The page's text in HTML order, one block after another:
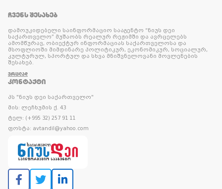
ᲩᲕᲔᲜᲡ ᲨᲔᲡᲐᲮᲔᲑ
დამოუკიდებელი საინფორმაციო სააგენტო “ნიუს დეი
საქართველო” მუშაობს რეალურ რეჟიმში და ავრცელებს
ამომწურავ, ობიექტურ ინფორმაციას საქართველოსა და
მსოფლიოში მიმდინარე პოლიტიკურ, ეკონომიკურ, სოციალურ,
კულტურულ, სპორტულ და სხვა მნიშვნელოვანი მოვლენების
შესახებ.
ᲕᲠᲪᲚᲐᲓ
ᲙᲝᲜᲢᲐᲥᲢᲘ
პს "ნიუს დეი საქართველო"
მის: ლეჩხუმის ქ. 43
ტელ: (+995 32) 257 91 11
ფოსტა: avtandil@yahoo.com